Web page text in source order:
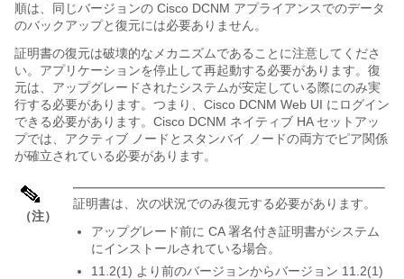
順は、同じバージョンの Cisco DCNM アプライアンスでのデータ
のバックアップと復元には必要ありません。
証明書の復元は破壊的なメカニズムであることに注意してくださ
い。アプリケーションを停止して再起動する必要があります。復
元は、アップグレードされたシステムが安定している際にのみ実
行する必要があります。つまり、Cisco DCNM Web UI にログイン
できる必要があります。Cisco DCNM ネイティブ HA セットアッ
プでは、アクティブ ノードとスタンバイ ノードの両方でピア関係
が確立されている必要があります。
（注）
証明書は、次の状況でのみ復元する必要があります。
アップグレード前に CA 署名付き証明書がシステム
にインストールされている場合。
11.2(1) より前のバージョンからバージョン 11.2(1)